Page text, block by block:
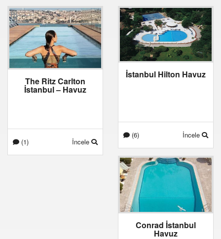
The Ritz Carlton
İstanbul – Havuz
(1) İncele
İstanbul Hilton Havuz
(6) İncele
Conrad İstanbul
Havuz